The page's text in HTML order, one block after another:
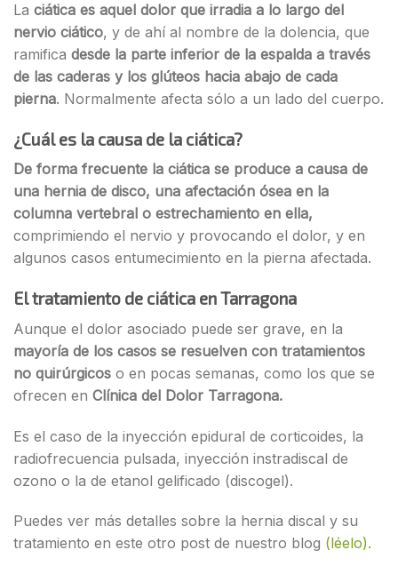
La ciática es aquel dolor que irradia a lo largo del
nervio ciático, y de ahí al nombre de la dolencia, que
ramifica desde la parte inferior de la espalda a través
de las caderas y los glúteos hacia abajo de cada
pierna. Normalmente afecta sólo a un lado del cuerpo.
¿Cuáles la causa de la ciática?
De forma frecuente la ciática se produce a causa de
una hernia de disco, una afectación ósea en la
columna vertebral o estrechamiento en ella,
comprimiendo el nervio y provocando el dolor, y en
algunos casos entumecimiento en la pierna afectada.
El tratamiento de ciática en Tarragona
Aunque el dolor asociado puede ser grave, en la
mayoría de los casos se resuelven con tratamientos
no quirúrgicos o en pocas semanas, como los que se
ofrecen en Clínica del Dolor Tarragona.
Es el caso de la inyección epidural de corticoides, la
radiofrecuencia pulsada, inyección instradiscal de
ozono o la de etanol gelificado (discogel).
Puedes ver más detalles sobre la hernia discal y su
tratamiento en este otro post de nuestro blog (léelo).